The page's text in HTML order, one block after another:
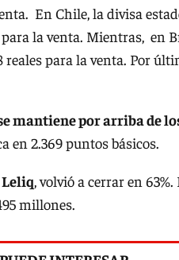
En Chile, la divisa
la venta. Mientras, en
reales para la venta. Por
mantiene por arriba de
en 2.369 puntos básicos.
Leliq, volvió a cerrar en
millones.